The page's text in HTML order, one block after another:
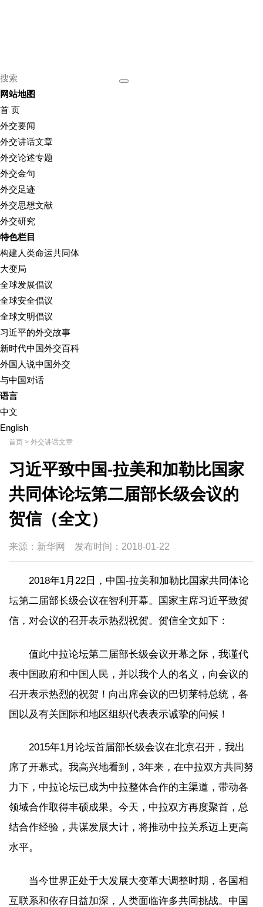
网站地图
首 页
外交要闻
外交讲话文章
外交论述专题
外交金句
外交足迹
外交思想文献
外交研究
特色栏目
构建人类命运共同体
大变局
全球发展倡议
全球安全倡议
全球文明倡议
习近平的外交故事
新时代中国外交百科
外国人说中国外交
与中国对话
语言
中文
English
首页 > 外交讲话文章
习近平致中国-拉美和加勒比国家
共同体论坛第二届部长级会议的
贺信（全文）
来源：新华网 发布时间： 2018-01-22
2018年1月22日，中国-拉美和加勒比国家共同体论
坛第二届部长级会议在智利开幕。国家主席习近平致贺
信，对会议的召开表示热烈祝贺。贺信全文如下：
值此中拉论坛第二届部长级会议开幕之际，我谨代
表中国政府和中国人民，并以我个人的名义，向会议的
召开表示热烈的祝贺！向出席会议的巴切莱特总统，各
国以及有关国际和地区组织代表表示诚挚的问候！
2015年1月论坛首届部长级会议在北京召开，我出
席了开幕式。我高兴地看到，3年来，在中拉双方共同努
力下，中拉论坛已成为中拉整体合作的主渠道，带动各
领域合作取得丰硕成果。今天，中拉双方再度聚首，总
结合作经验，共谋发展大计，将推动中拉关系迈上更高
水平。
当今世界正处于大发展大变革大调整时期，各国相
互联系和依存日益加深，人类面临许多共同挑战。中国